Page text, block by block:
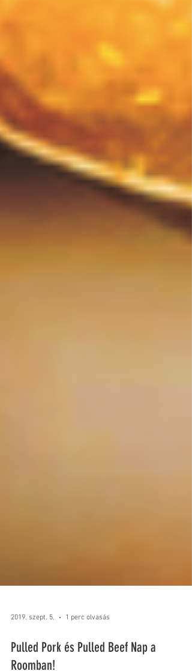
2019. szept. 5. 1 perc olvasás